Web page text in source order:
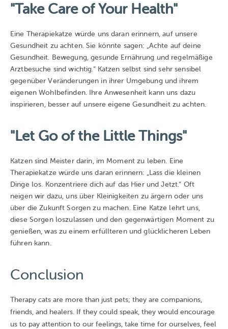
"Take Care of Your Health"
Eine Therapiekatze würde uns daran erinnern, auf unsere
Gesundheit zu achten. Sie könnte sagen: „Achte auf deine
Gesundheit. Bewegung, gesunde Ernährung und regelmäßige
Arztbesuche sind wichtig.“ Katzen selbst sind sehr sensibel
gegenüber Veränderungen in ihrer Umgebung und ihrem
eigenen Wohlbefinden. Ihre Anwesenheit kann uns dazu
inspirieren, besser auf unsere eigene Gesundheit zu achten.
"Let Go of the Little Things"
Katzen sind Meister darin, im Moment zu leben. Eine
Therapiekatze würde uns daran erinnern: „Lass die kleinen
Dinge los. Konzentriere dich auf das Hier und Jetzt.“ Oft
neigen wir dazu, uns über Kleinigkeiten zu ärgern oder uns
über die Zukunft Sorgen zu machen. Eine Katze lehrt uns,
diese Sorgen loszulassen und den gegenwärtigen Moment zu
genießen, was zu einem erfüllteren und glücklicheren Leben
führen kann.
Conclusion
Therapy cats are more than just pets; they are companions,
friends, and healers. If they could speak, they would encourage
us to pay attention to our feelings, take time for ourselves, feel